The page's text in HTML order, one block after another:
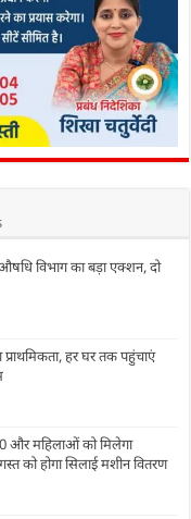
विभाग का बड़ा एक्शन, दो
हर घर तक पहुंचाएं
और महिलाओं को मिलेगा
को होगा सिलाई मशीन वितरण